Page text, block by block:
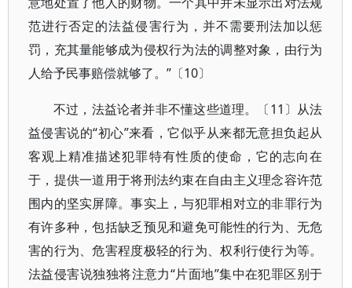
范进行否定的法益侵害行为，并不需要刑法加以惩
罚，充其量能够成为侵权行为法的调整对象，由行为
人给予民事赔偿就够了。”〔10〕
不过，法益论者并非不懂这些道理。〔11〕从法
益侵害说的“初心”来看，它似乎从来都无意担负起从
客观上精准描述犯罪特有性质的使命，它的志向在
于，提供一道用于将刑法约束在自由主义理念容许范
围内的坚实屏障。事实上，与犯罪相对立的非罪行为
有许多种，包括缺乏预见和避免可能性的行为、无危
害的行为、危害程度极轻的行为、权利行使行为等。
法益侵害说独独将注意力“片面地”集中在犯罪区别于